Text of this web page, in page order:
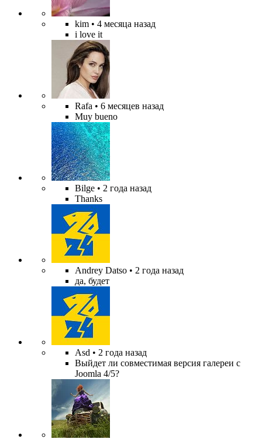
kim • 4 месяца назад
i love it
Rafa • 6 месяцев назад
Muy bueno
Bilge • 2 года назад
Thanks
Andrey Datso • 2 года назад
да, будет
Asd • 2 года назад
Выйдет ли совместимая версия галереи с
Joomla 4/5?